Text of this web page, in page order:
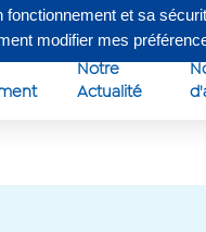
vendredi de 8h à 16h30
Notre
Actualité
et sa
modifier mes